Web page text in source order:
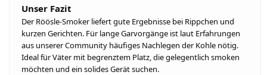
Unser Fazit
Der Röösle-Smoker liefert gute Ergebnisse bei Rippchen und
kurzen Gerichten. Für lange Garvorgänge ist laut Erfahrungen
aus unserer Community häufiges Nachlegen der Kohle nötig.
Ideal für Väter mit begrenztem Platz, die gelegentlich smoken
möchten und ein solides Gerät suchen.